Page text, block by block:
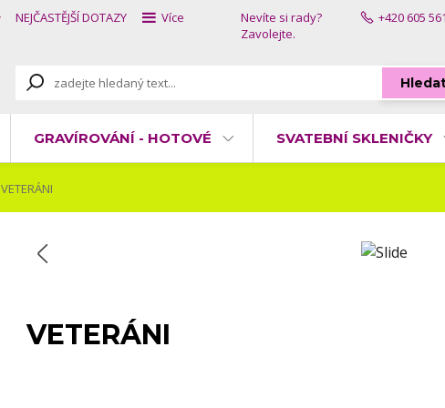
NEJČASTĚJŠÍ DOTAZY Více
Nevíte si rady?
Zavolejte.
+420 605
GRAVÍROVÁNÍ - HOTOVÉ SVATEBNÍ SKLENIČKY
VETERÁNI
VETERÁNI